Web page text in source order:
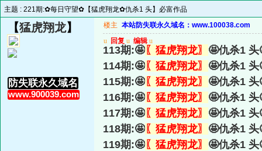
主题 : 221期:✿每日守望✿【猛虎翔龙✿仇杀1 头】必富作品
【猛虎翔龙】
防失联永久域名
www.900039.com
楼主 本站防失联永久域名：www.100038.com
u 回复 u 编辑 u
113期:🤩 〖猛虎翔龙〗 🤩仇杀1
114期:🤩 〖猛虎翔龙〗 🤩仇杀1
115期:🤩 〖猛虎翔龙〗 🤩仇杀1
116期:🤩 〖猛虎翔龙〗 🤩仇杀1
117期:🤩 〖猛虎翔龙〗 🤩仇杀1
118期:🤩 〖猛虎翔龙〗 🤩仇杀1
119期:🤩 〖猛虎翔龙〗 🤩仇杀1